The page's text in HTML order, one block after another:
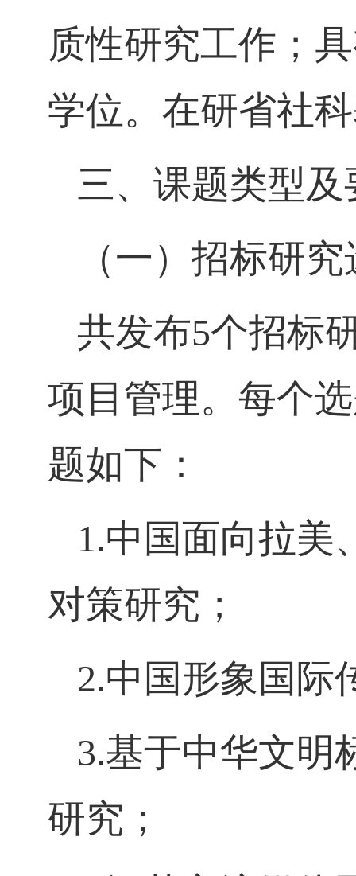
质性研究工作；
学位。在研省社
三、课题类型及
（一）招标研
共发布5个招标
项目管理。每个
题如下：
1.中国面向拉美
对策研究；
2.中国形象国际
3.基于中华文明
研究；